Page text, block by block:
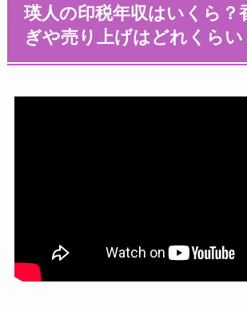
瑛人の印税年収はいくら？
ぎや売り上げはどれくらい